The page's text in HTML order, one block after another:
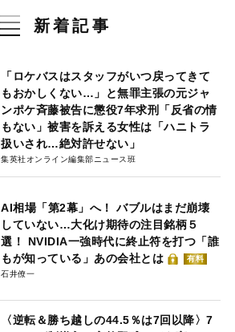
新着記事
「ロケバスはスタッフがいつ戻ってきて
もおかしくない…」と無罪主張の元ジャ
ンポケ斉藤被告に懲役7年求刑「反省の情
もない」被害を訴える女性は「ハニトラ
扱いされ…絶対許せない」
集英社オンライン編集部ニュース班
AI相場「第2幕」へ！ バブルはまだ崩壊
していない…大化け期待の注目銘柄５
選！ NVIDIA一強時代に終止符を打つ「誰
もが知っている」あの会社とは
有料
石井僚一
〈逆転＆勝ち越しの44.5％は7回以降〉7